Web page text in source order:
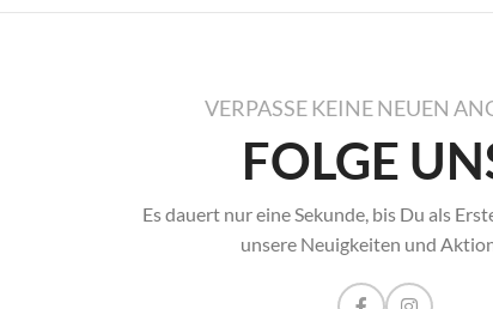
VERPASSE KEINE NEUEN
FOLGE
Es dauert nur eine Sekunde, bis Du als
unsere Neuigkeiten und